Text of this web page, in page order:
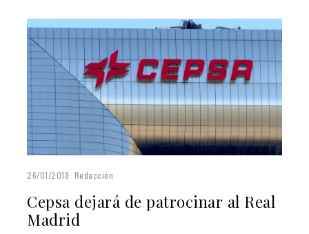
26/01/2018 Redacción
Cepsa dejará de patrocinar al Real
Madrid